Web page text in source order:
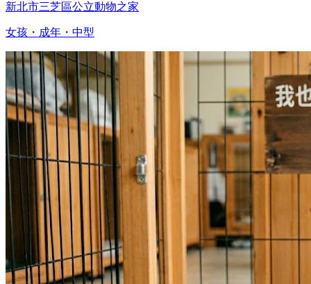
新北市三芝區公立動物之家
女孩・成年・中型